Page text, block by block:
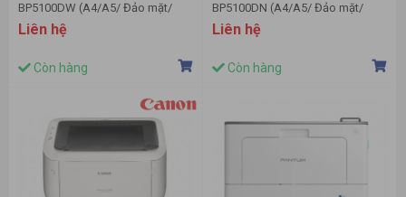
BP5100DW (A4/A5/ Đảo mặt/
USB/ WIFI)
Liên hệ
Còn hàng
BP5100DN (A4/A5/ Đảo mặt/
USB)
Liên hệ
Còn hàng